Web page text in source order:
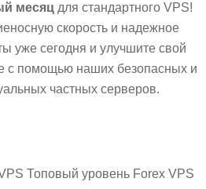
месяц для стандартного VPS!
скорость и надежное
уже сегодня и улучшите свой
с помощью наших безопасных и
частных серверов.